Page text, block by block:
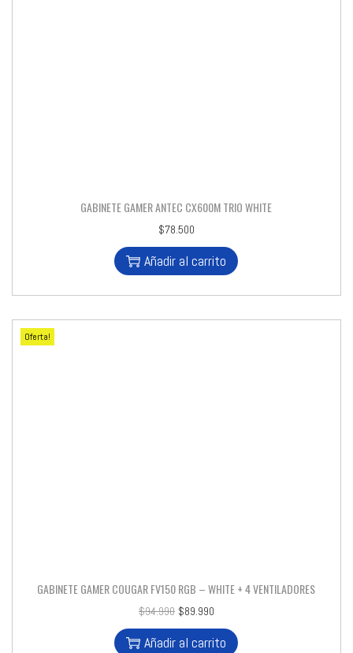
GABINETE GAMER ANTEC CX600M TRIO WHITE
$78.500
Añadir al carrito
Oferta!
GABINETE GAMER COUGAR FV150 RGB – WHITE + 4 VENTILADORES
$94.990 $89.990
Añadir al carrito